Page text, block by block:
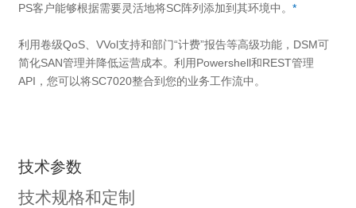
PS客户能够根据需要灵活地将SC阵列添加到其环境中。*
利用卷级QoS、VVol支持和部门“计费”报告等高级功能，DSM可
简化SAN管理并降低运营成本。利用Powershell和REST管理
API，您可以将SC7020整合到您的业务工作流中。
技术参数
技术规格和定制